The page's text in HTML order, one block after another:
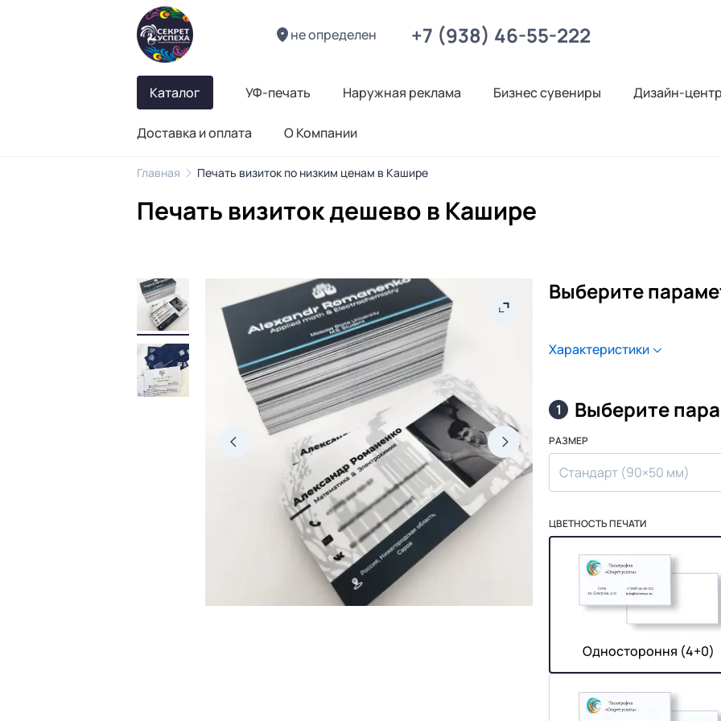
не определен +7 (938) 46-55-222
Каталог УФ-печать Наружная реклама Бизнес сувениры Дизайн-центр
Доставка и оплата О Компании
Главная Печать визиток по низким ценам в Кашире
Печать визиток дешево в Кашире
Выберите
Характеристики
1 Выберите
РАЗМЕР
Стандарт (90×50 мм)
ЦВЕТНОСТЬ ПЕЧАТИ
Одностороння (4+0)